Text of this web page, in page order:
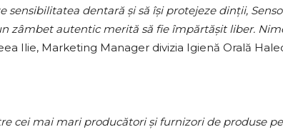
sensibilitatea dentară și să își protejeze dinții,
zâmbet autentic merită să fie împărtășit liber.
Ilie, Marketing Manager divizia Igienă Orală
cei mai mari producători și furnizori de produse